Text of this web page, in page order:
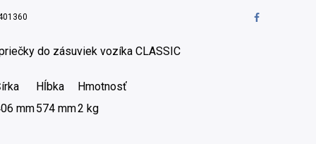
do zásuviek vozíka CLASSIC
Hĺbka
Hmotnosť
mm574 mm2 kg